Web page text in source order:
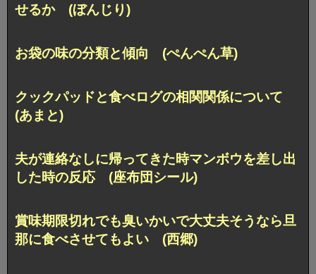
せるか (ぼんじり)
お袋の味の分類と傾向 (ぺんぺん草)
クックパッドと食べログの相関関係について
(あまと)
夫が連絡なしに帰ってきた時マンボウを差し出
した時の反応 (座布団シール)
賞味期限切れでも臭いかいで大丈夫そうなら旦
那に食べさせてもよい (西郷)